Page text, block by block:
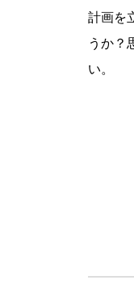
計画を
うか？
い。